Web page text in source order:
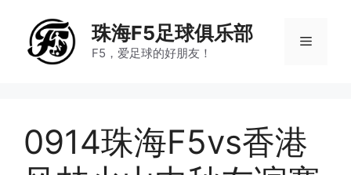
珠海F5足球俱乐部
F5，爱足球的好朋友！
菜
0914珠海F5vs香港